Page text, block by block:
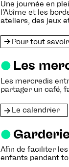
Une journée en
l’Abîme et les
ateliers, des jeux
Pour tout savoir
Les
Les mercredis
partager un café,
Le calendrier
Afin de faciliter
enfants pendant